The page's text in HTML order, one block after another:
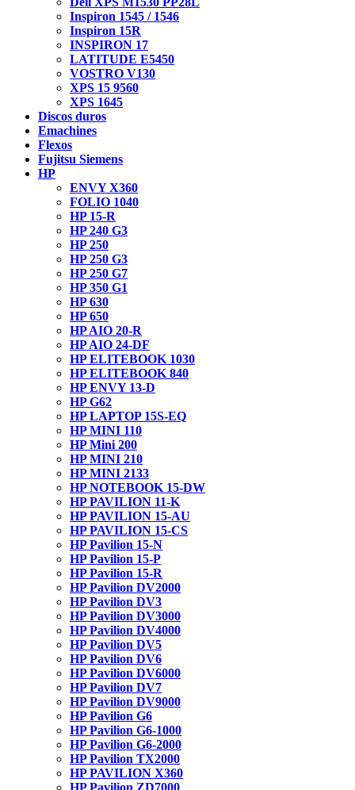
Inspiron 1545 / 1546
Inspiron 15R
INSPIRON 17
LATITUDE E5450
VOSTRO V130
XPS 15 9560
XPS 1645
Discos duros
Emachines
Flexos
Fujitsu Siemens
HP
ENVY X360
FOLIO 1040
HP 15-R
HP 240 G3
HP 250
HP 250 G3
HP 250 G7
HP 350 G1
HP 630
HP 650
HP AIO 20-R
HP AIO 24-DF
HP ELITEBOOK 1030
HP ELITEBOOK 840
HP ENVY 13-D
HP G62
HP LAPTOP 15S-EQ
HP MINI 110
HP Mini 200
HP MINI 210
HP MINI 2133
HP NOTEBOOK 15-DW
HP PAVILION 11-K
HP PAVILION 15-AU
HP PAVILION 15-CS
HP Pavilion 15-N
HP Pavilion 15-P
HP Pavilion 15-R
HP Pavilion DV2000
HP Pavilion DV3
HP Pavilion DV3000
HP Pavilion DV4000
HP Pavilion DV5
HP Pavilion DV6
HP Pavilion DV6000
HP Pavilion DV7
HP Pavilion DV9000
HP Pavilion G6
HP Pavilion G6-1000
HP Pavilion G6-2000
HP Pavilion TX2000
HP PAVILION X360
HP Pavilion ZD7000